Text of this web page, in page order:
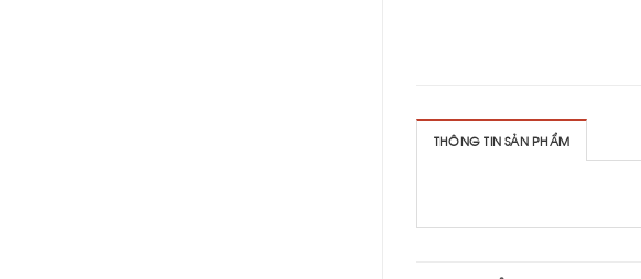
THÔNG TIN SẢN PHẨM